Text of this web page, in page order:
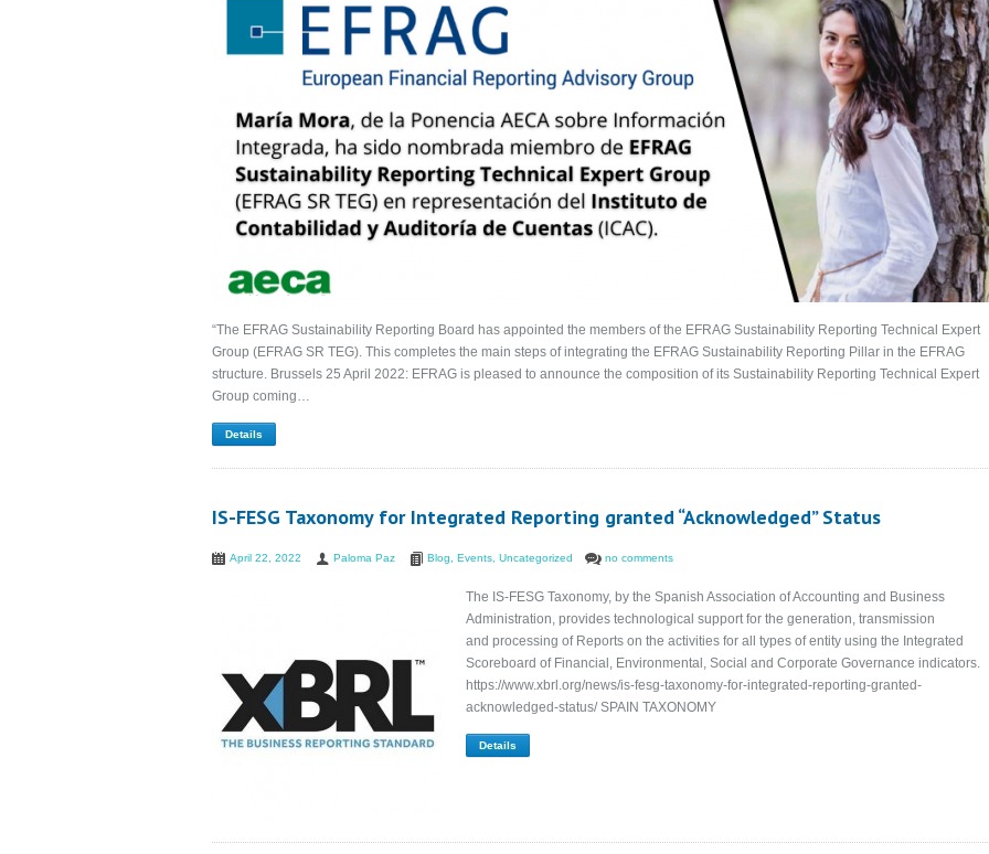
“The EFRAG Sustainability Reporting Board has appointed the members of the EFRAG Sustainability Reporting Technical Expert
Group (EFRAG SR TEG). This completes the main steps of integrating the EFRAG Sustainability Reporting Pillar in the EFRAG
structure. Brussels 25 April 2022: EFRAG is pleased to announce the composition of its Sustainability Reporting Technical Expert
Group coming…
Details
IS-FESG Taxonomy for Integrated Reporting granted “Acknowledged” Status
April 22, 2022 Paloma Paz Blog Events Uncategorized no comments
The IS-FESG Taxonomy, by the Spanish Association of Accounting and Business
Administration, provides technological support for the generation, transmission
and processing of Reports on the activities for all types of entity using the Integrated
Scoreboard of Financial, Environmental, Social and Corporate Governance indicators.
https://www.xbrl.org/news/is-fesg-taxonomy-for-integrated-reporting-granted-
acknowledged-status/ SPAIN TAXONOMY
Details